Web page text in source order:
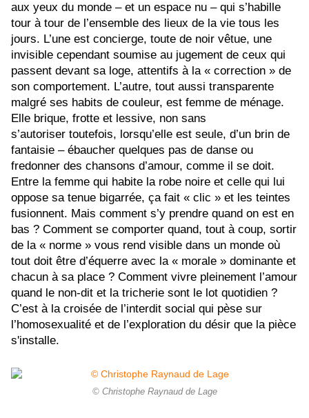
aux yeux du monde – et un espace nu – qui s’habille
tour à tour de l’ensemble des lieux de la vie tous les
jours. L’une est concierge, toute de noir vêtue, une
invisible cependant soumise au jugement de ceux qui
passent devant sa loge, attentifs à la « correction » de
son comportement. L’autre, tout aussi transparente
malgré ses habits de couleur, est femme de ménage.
Elle brique, frotte et lessive, non sans
s’autoriser toutefois, lorsqu’elle est seule, d’un brin de
fantaisie – ébaucher quelques pas de danse ou
fredonner des chansons d’amour, comme il se doit.
Entre la femme qui habite la robe noire et celle qui lui
oppose sa tenue bigarrée, ça fait « clic » et les teintes
fusionnent. Mais comment s’y prendre quand on est en
bas ? Comment se comporter quand, tout à coup, sortir
de la « norme » vous rend visible dans un monde où
tout doit être d’équerre avec la « morale » dominante et
chacun à sa place ? Comment vivre pleinement l’amour
quand le non-dit et la tricherie sont le lot quotidien ?
C’est à la croisée de l’interdit social qui pèse sur
l’homosexualité et de l’exploration du désir que la pièce
s'installe.
© Christophe Raynaud de Lage